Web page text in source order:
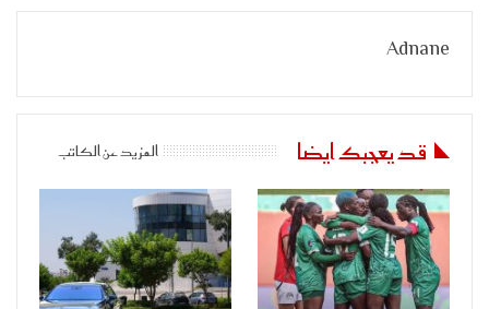
Adnane
قد يعجبك ايضا المزيد عن الكاتب